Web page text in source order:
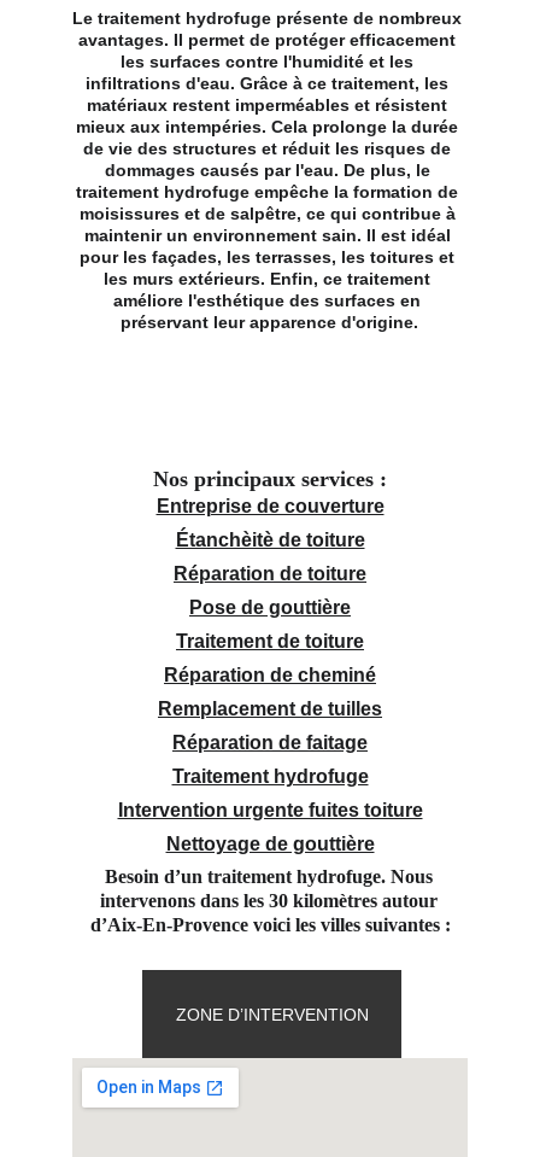
Le traitement hydrofuge présente de nombreux
avantages. Il permet de protéger efficacement
les surfaces contre l'humidité et les
infiltrations d'eau. Grâce à ce traitement, les
matériaux restent imperméables et résistent
mieux aux intempéries. Cela prolonge la durée
de vie des structures et réduit les risques de
dommages causés par l'eau. De plus, le
traitement hydrofuge empêche la formation de
moisissures et de salpêtre, ce qui contribue à
maintenir un environnement sain. Il est idéal
pour les façades, les terrasses, les toitures et
les murs extérieurs. Enfin, ce traitement
améliore l'esthétique des surfaces en
préservant leur apparence d'origine.
Nos principaux services :
Entreprise de couverture
Étanchèitè de toiture
Réparation de toiture
Pose de gouttière
Traitement de toiture
Réparation de cheminé
Remplacement de tuilles
Réparation de faitage
Traitement hydrofuge
Intervention urgente fuites toiture
Nettoyage de gouttière
Besoin d’un traitement hydrofuge. Nous
intervenons dans les 30 kilomètres autour
d’Aix-En-Provence voici les villes suivantes :
ZONE D’INTERVENTION